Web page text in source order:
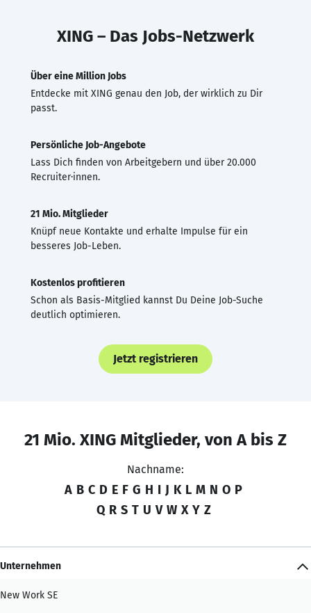
XING – Das Jobs-Netzwerk
Über eine Million Jobs
Entdecke mit XING genau den Job, der wirklich zu Dir
passt.
Persönliche Job-Angebote
Lass Dich finden von Arbeitgebern und über 20.000
Recruiter·innen.
21 Mio. Mitglieder
Knüpf neue Kontakte und erhalte Impulse für ein
besseres Job-Leben.
Kostenlos profitieren
Schon als Basis-Mitglied kannst Du Deine Job-Suche
deutlich optimieren.
Jetzt registrieren
21 Mio. XING Mitglieder, von A bis Z
Nachname:
A B C D E F G H I J K L M N O P
Q R S T U V W X Y Z
Unternehmen
New Work SE